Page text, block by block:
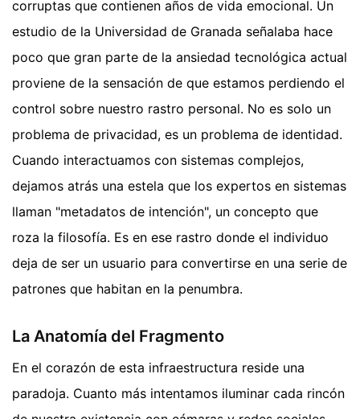
corruptas que contienen años de vida emocional. Un
estudio de la Universidad de Granada señalaba hace
poco que gran parte de la ansiedad tecnológica actual
proviene de la sensación de que estamos perdiendo el
control sobre nuestro rastro personal. No es solo un
problema de privacidad, es un problema de identidad.
Cuando interactuamos con sistemas complejos,
dejamos atrás una estela que los expertos en sistemas
llaman "metadatos de intención", un concepto que
roza la filosofía. Es en ese rastro donde el individuo
deja de ser un usuario para convertirse en una serie de
patrones que habitan en la penumbra.
La Anatomía del Fragmento
En el corazón de esta infraestructura reside una
paradoja. Cuanto más intentamos iluminar cada rincón